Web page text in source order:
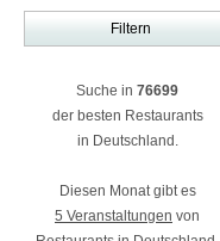
Suche in 76699
der besten Restaurants
in Deutschland.
Diesen Monat gibt es
5 Veranstaltungen von